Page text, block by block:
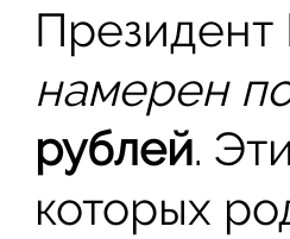
намерен
рублей.
которых